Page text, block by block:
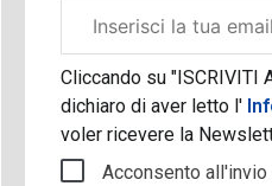
aziendale
Cliccando su "ISCRIVITI
dichiaro di aver letto l'
voler ricevere la
Acconsento